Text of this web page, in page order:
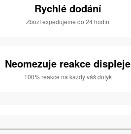
Rychlé dodání
Zboží expedujeme do 24 hodin
Neomezuje reakce displeje
100% reakce na každý váš dotyk